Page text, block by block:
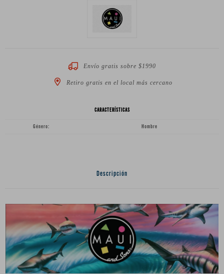
Envío gratis sobre $1990
Retiro gratis en el local más cercano
CARACTERÍSTICAS
Género Hombre
Descripción